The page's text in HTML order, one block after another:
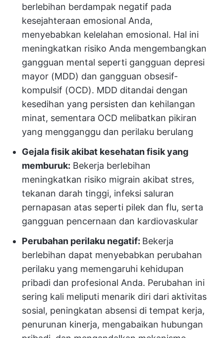
berlebihan berdampak negatif pada
kesejahteraan emosional Anda,
menyebabkan kelelahan emosional. Hal ini
meningkatkan risiko Anda mengembangkan
gangguan mental seperti gangguan depresi
mayor (MDD) dan gangguan obsesif-
kompulsif (OCD). MDD ditandai dengan
kesedihan yang persisten dan kehilangan
minat, sementara OCD melibatkan pikiran
yang mengganggu dan perilaku berulang
Gejala fisik akibat kesehatan fisik yang
memburuk: Bekerja berlebihan
meningkatkan risiko migrain akibat stres,
tekanan darah tinggi, infeksi saluran
pernapasan atas seperti pilek dan flu, serta
gangguan pencernaan dan kardiovaskular
Perubahan perilaku negatif: Bekerja
berlebihan dapat menyebabkan perubahan
perilaku yang memengaruhi kehidupan
pribadi dan profesional Anda. Perubahan ini
sering kali meliputi menarik diri dari aktivitas
sosial, peningkatan absensi di tempat kerja,
penurunan kinerja, mengabaikan hubungan